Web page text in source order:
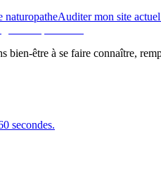
naturopatheAuditer mon site
bien-être à se faire connaître,
secondes.